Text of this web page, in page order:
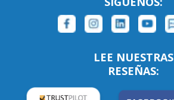
LEE NUESTRAS
RESEÑAS: